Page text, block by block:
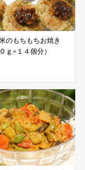
のもちもちお焼き
ｇ×１４個分）